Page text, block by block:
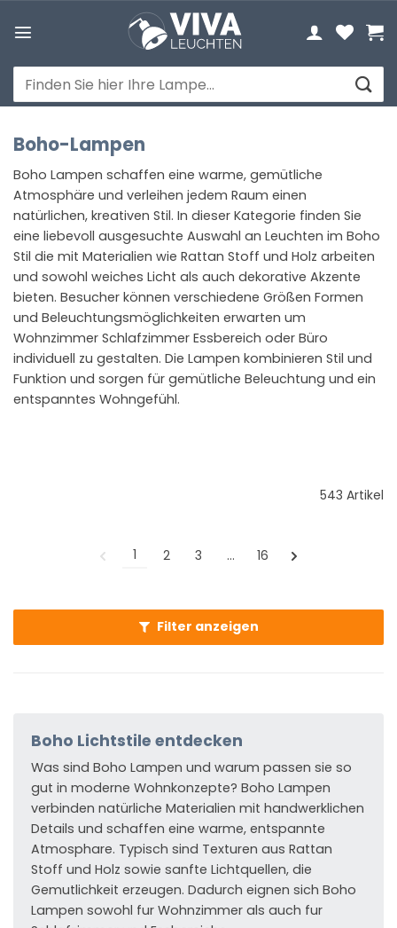
Inhalt
Suchen
nach:
Boho-Lampen
Boho Lampen schaffen eine warme, gemütliche
Atmosphäre und verleihen jedem Raum einen
natürlichen, kreativen Stil. In dieser Kategorie finden Sie
eine liebevoll ausgesuchte Auswahl an Leuchten im Boho
Stil die mit Materialien wie Rattan Stoff und Holz arbeiten
und sowohl weiches Licht als auch dekorative Akzente
bieten. Besucher können verschiedene Größen Formen
und Beleuchtungsmöglichkeiten erwarten um
Wohnzimmer Schlafzimmer Essbereich oder Büro
individuell zu gestalten. Die Lampen kombinieren Stil und
Funktion und sorgen für gemütliche Beleuchtung und ein
entspanntes Wohngefühl.
543 Artikel
1 2 3 … 16
Filter anzeigen
Boho Lichtstile entdecken
Was sind Boho Lampen und warum passen sie so
gut in moderne Wohnkonzepte? Boho Lampen
verbinden natürliche Materialien mit handwerklichen
Details und schaffen eine warme, entspannte
Atmosphare. Typisch sind Texturen aus Rattan
Stoff und Holz sowie sanfte Lichtquellen, die
Gemutlichkeit erzeugen. Dadurch eignen sich Boho
Lampen sowohl fur Wohnzimmer als auch fur